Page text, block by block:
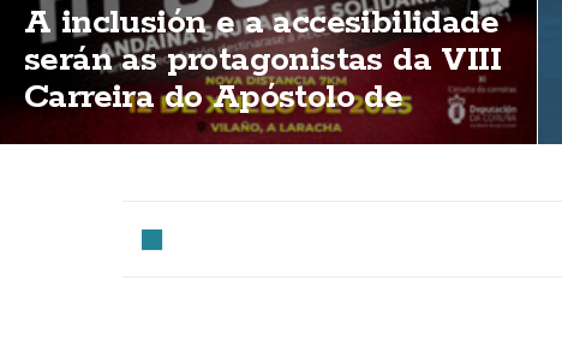
A inclusión e a accesibilidade
serán as protagonistas da VIII
Carreira do Apóstolo de
Vilaño